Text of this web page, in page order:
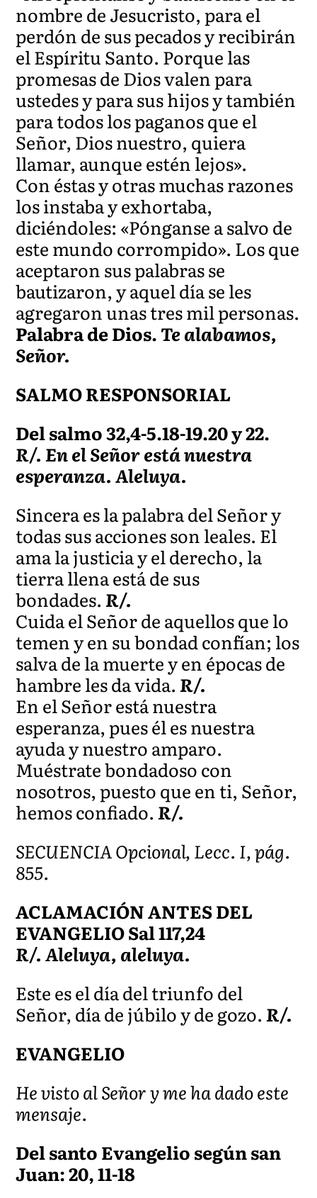
nombre de Jesucristo, para el
perdón de sus pecados y recibirán
el Espíritu Santo. Porque las
promesas de Dios valen para
ustedes y para sus hijos y también
para todos los paganos que el
Señor, Dios nuestro, quiera
llamar, aunque estén lejos».
Con éstas y otras muchas razones
los instaba y exhortaba,
diciéndoles: «Pónganse a salvo de
este mundo corrompido». Los que
aceptaron sus palabras se
bautizaron, y aquel día se les
agregaron unas tres mil personas.
Palabra de Dios.Te alabamos,
Señor.
SALMO RESPONSORIAL
Del salmo 32,4-5.18-19.20 y 22.
R/. En el Señor está nuestra
esperanza. Aleluya.
Sincera es la palabra del Señor y
todas sus acciones son leales. El
ama la justicia y el derecho, la
tierra llena está de sus
bondades.R/.
Cuida el Señor de aquellos que lo
temen y en su bondad confían; los
salva de la muerte y en épocas de
hambre les da vida.R/.
En el Señor está nuestra
esperanza, pues él es nuestra
ayuda y nuestro amparo.
Muéstrate bondadoso con
nosotros, puesto que en ti, Señor,
hemos confiado.R/.
SECUENCIA Opcional, Lecc. I, pág.
855.
ACLAMACIÓN ANTES DEL
EVANGELIO Sal 117,24
R/. Aleluya, aleluya.
Este es el día del triunfo del
Señor, día de júbilo y de gozo.R/.
EVANGELIO
He visto al Señor y me ha dado este
mensaje.
Del santo Evangelio según san
Juan: 20, 11-18